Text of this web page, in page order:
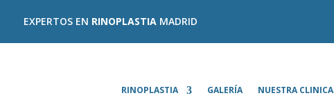
EXPERTOS EN RINOPLASTIAMADRID
RINOPLASTIA GALERÍA NUESTRA CLINICA